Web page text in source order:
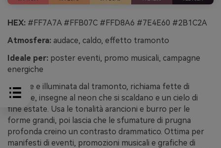
HEX: #FF7A7A #FFB07C #FFD8A6 #7E4E60 #2B1C2A
Atmosfera: audace, caldo, effetto tramonto
Ideale per: poster eventi, promo musicali, campagne
energiche
Audace e illuminata dal tramonto, richiama fette di
melone, insegne al neon che si scaldano e un cielo di
fine estate. Usa le tonalità arancioni e burro per le
forme grandi, poi lascia che le sfumature di prugna
profonda creino un contrasto drammatico. Ottima per
manifesti di eventi, promozioni musicali e grafiche di